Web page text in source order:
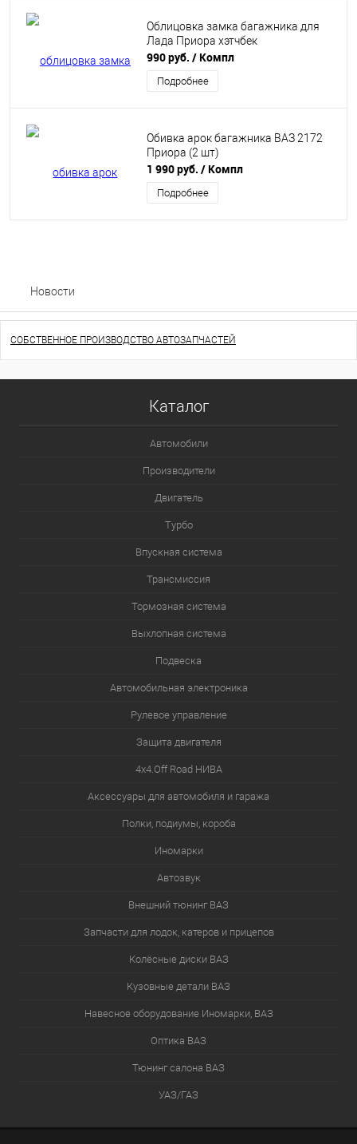
Облицовка замка багажника для
Лада Приора хэтчбек
990 руб. / Компл
Подробнее
Обивка арок багажника ВАЗ 2172
Приора (2 шт)
1 990 руб. / Компл
Подробнее
Новости
СОБСТВЕННОЕ ПРОИЗВОДСТВО АВТОЗАПЧАСТЕЙ
Каталог
Автомобили
Производители
Двигатель
Турбо
Впускная система
Трансмиссия
Тормозная система
Выхлопная система
Подвеска
Автомобильная электроника
Рулевое управление
Защита двигателя
4х4.Off Road НИВА
Аксессуары для автомобиля и гаража
Полки, подиумы, короба
Иномарки
Автозвук
Внешний тюнинг ВАЗ
Запчасти для лодок, катеров и прицепов
Колёсные диски ВАЗ
Кузовные детали ВАЗ
Навесное оборудование Иномарки, ВАЗ
Оптика ВАЗ
Тюнинг салона ВАЗ
УАЗ/ГАЗ